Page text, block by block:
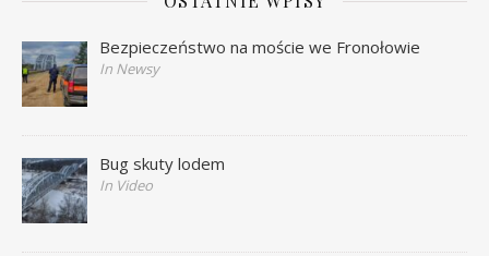
Bezpieczeństwo na moście we Fronołowie
In Newsy
Bug skuty lodem
In Video